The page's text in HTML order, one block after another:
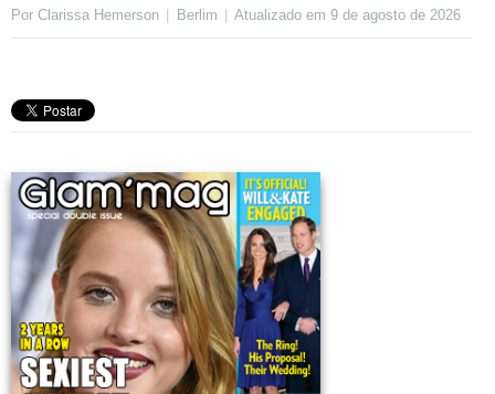
Por Clarissa Hemerson Berlim Atualizado em9 de agosto de 2026